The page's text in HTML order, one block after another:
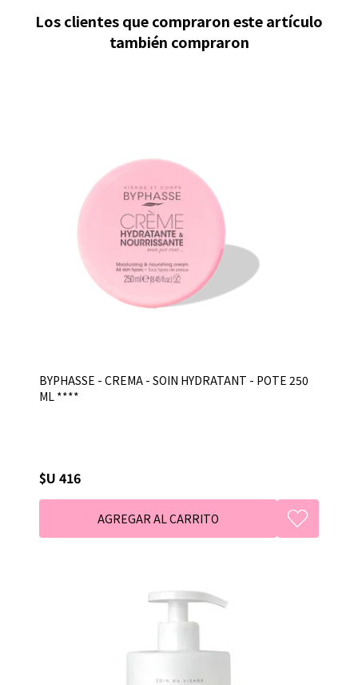
Los clientes que compraron este artículo
también compraron
BYPHASSE - CREMA - SOIN HYDRATANT - POTE 250
ML ****
$U 416